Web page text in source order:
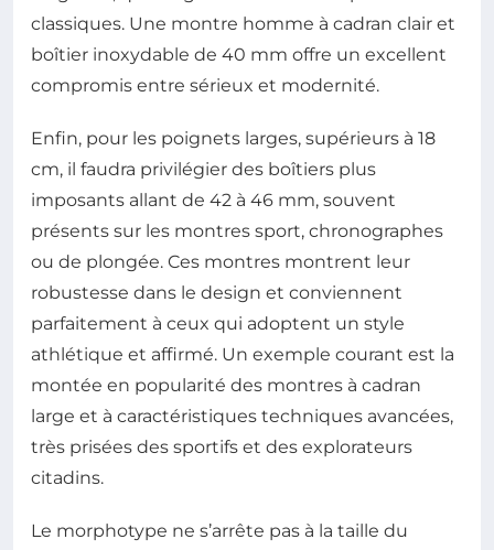
classiques. Une montre homme à cadran clair et
boîtier inoxydable de 40 mm offre un excellent
compromis entre sérieux et modernité.
Enfin, pour les poignets larges, supérieurs à 18
cm, il faudra privilégier des boîtiers plus
imposants allant de 42 à 46 mm, souvent
présents sur les montres sport, chronographes
ou de plongée. Ces montres montrent leur
robustesse dans le design et conviennent
parfaitement à ceux qui adoptent un style
athlétique et affirmé. Un exemple courant est la
montée en popularité des montres à cadran
large et à caractéristiques techniques avancées,
très prisées des sportifs et des explorateurs
citadins.
Le morphotype ne s’arrête pas à la taille du